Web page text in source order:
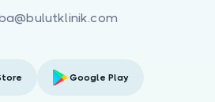
Google Play